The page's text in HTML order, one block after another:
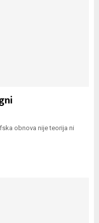
obnova nije teorija ni